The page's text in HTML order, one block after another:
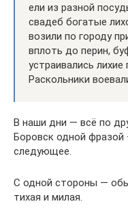
ели из разной
свадеб богатые
возили по городу
вплоть до перин,
устраивались лихие
Раскольники
В наши дни — всё по
Боровск одной фразой
следующее.
С одной стороны —
тихая и милая.